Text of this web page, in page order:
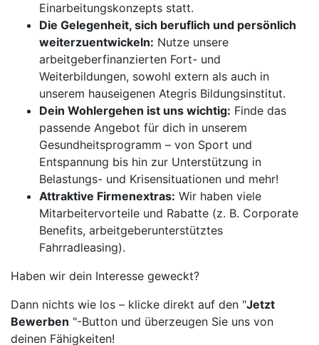
Einarbeitungskonzepts statt.
Die Gelegenheit, sich beruflich und persönlich
weiterzuentwickeln: Nutze unsere
arbeitgeberfinanzierten Fort- und
Weiterbildungen, sowohl extern als auch in
unserem hauseigenen Ategris Bildungsinstitut.
Dein Wohlergehen ist uns wichtig: Finde das
passende Angebot für dich in unserem
Gesundheitsprogramm – von Sport und
Entspannung bis hin zur Unterstützung in
Belastungs- und Krisensituationen und mehr!
Attraktive Firmenextras: Wir haben viele
Mitarbeitervorteile und Rabatte (z. B. Corporate
Benefits, arbeitgeberunterstütztes
Fahrradleasing).
Haben wir dein Interesse geweckt?
Dann nichts wie los – klicke direkt auf den "Jetzt
Bewerben "-Button und überzeugen Sie uns von
deinen Fähigkeiten!